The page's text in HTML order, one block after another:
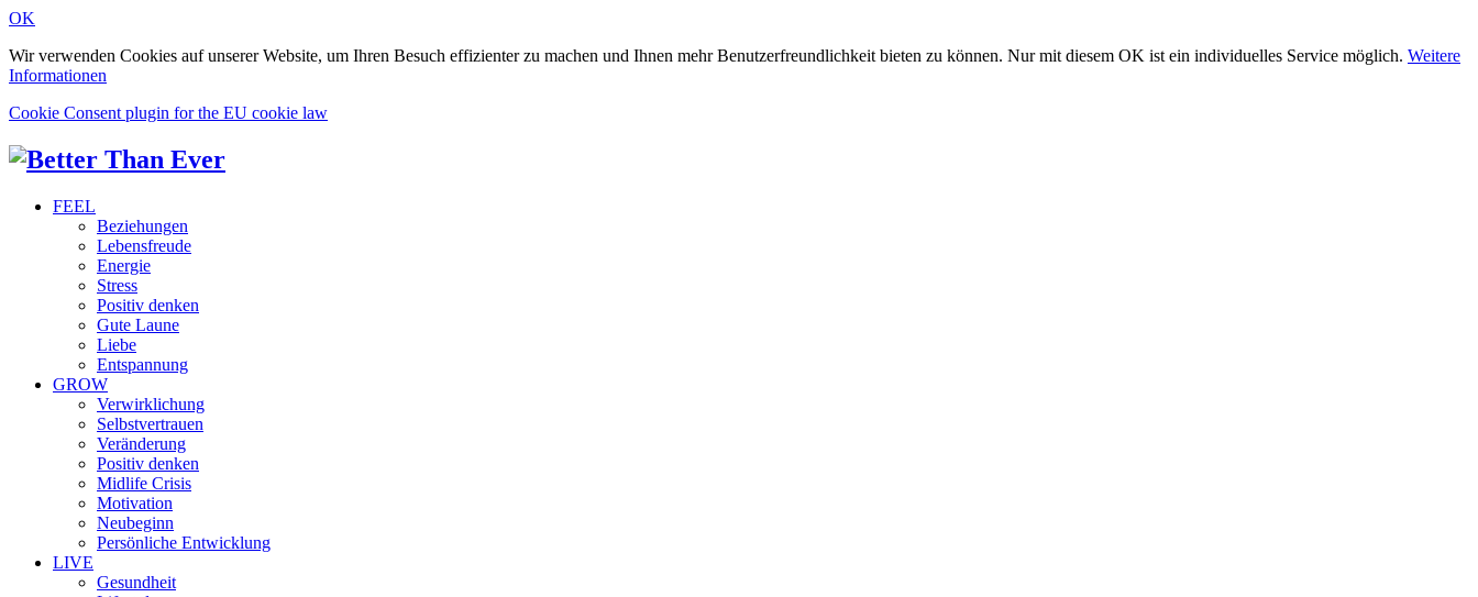
OK
Wir verwenden Cookies auf unserer Website, um Ihren Besuch effizienter zu machen und Ihnen mehr Benutzerfreundlichkeit bieten zu können. Nur mit diesem OK ist ein individuelles Service möglich. Weitere
Informationen
Cookie Consent plugin for the EU cookie law
FEEL
Beziehungen
Lebensfreude
Energie
Stress
Positiv denken
Gute Laune
Liebe
Entspannung
GROW
Verwirklichung
Selbstvertrauen
Veränderung
Positiv denken
Midlife Crisis
Motivation
Neubeginn
Persönliche Entwicklung
LIVE
Gesundheit